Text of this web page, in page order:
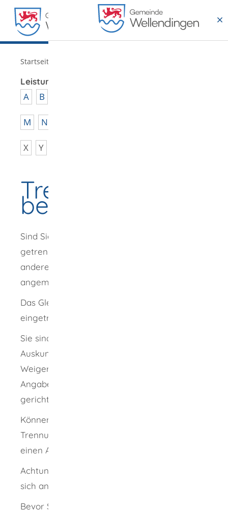
Startseite
Leistungen von A - Z
A B
M N
X Y
beantragen
Sind Sie noch verheiratet, leben aber
getrennt? Dann kann die eine Person von der
anderen bereits vor der Scheidung einen
angemessenen Unterhalt verlangen.
Das Gleiche gilt, wenn Sie noch in einer
eingetragenen Lebenspartnerschaft leben.
Sie sind verpflichtet, sich dabei gegenseitig
Auskunft über Ihr Einkommen zu geben.
Weigern Sie sich, können die entsprechenden
Angaben im Wege eines Auskunftsantrags
gerichtlich geltend gemacht werden.
Können Sie sich nicht über die Höhe des
Trennungsunterhalts einigen, können Sie
einen Antrag an das Familiengericht stellen.
Achtung: In Unterhaltsverfahren müssen Sie
sich anwaltlich vertreten lassen.
Bevor Sie einen Antrag bei Gericht